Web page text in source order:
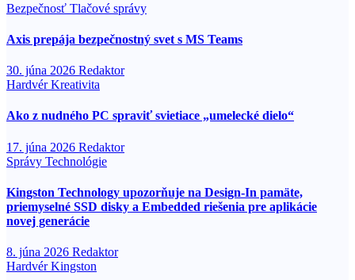
Bezpečnosť Tlačové správy
Axis prepája bezpečnostný svet s MS Teams
30. júna 2026 Redaktor
HardvérKreativita
Ako z nudného PC spraviť svietiace „umelecké dielo“
17. júna 2026 Redaktor
Správy Technológie
Kingston Technology upozorňuje na Design-In pamäte,
priemyselné SSD disky a Embedded riešenia pre aplikácie
novej generácie
8. júna 2026 Redaktor
HardvérKingston